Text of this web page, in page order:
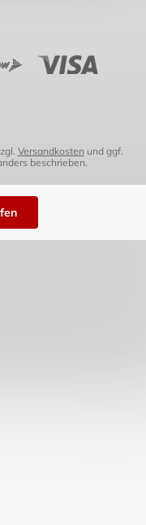
Versandkosten und ggf.
beschrieben.